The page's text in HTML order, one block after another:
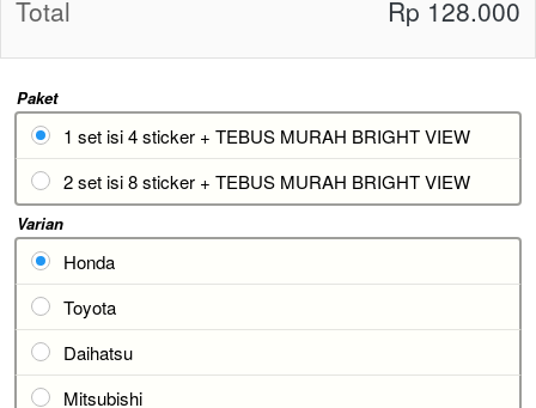
Paket
1 set isi 4 sticker + TEBUS MURAH BRIGHT VIEW
2 set isi 8 sticker + TEBUS MURAH BRIGHT VIEW
Varian
Honda
Toyota
Daihatsu
Mitsubishi
Total Rp 128.000